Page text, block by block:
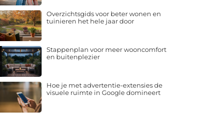
Overzichtsgids voor beter wonen en
tuinieren het hele jaar door
Stappenplan voor meer wooncomfort
en buitenplezier
Hoe je met advertentie-extensies de
visuele ruimte in Google domineert